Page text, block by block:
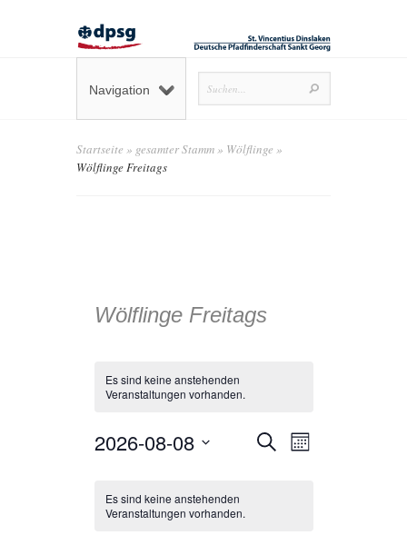
Navigation
Startseite » gesamter Stamm» Wölflinge »
Wölflinge Freitags
Wölflinge Freitags
Es sind keine anstehenden
Veranstaltungen vorhanden.
Veranstaltungen
Suche
Suche
Ansichten-
Monat
2026-08-08
von
Veranstaltungen
Es sind keine anstehenden
Veranstaltungen vorhanden.